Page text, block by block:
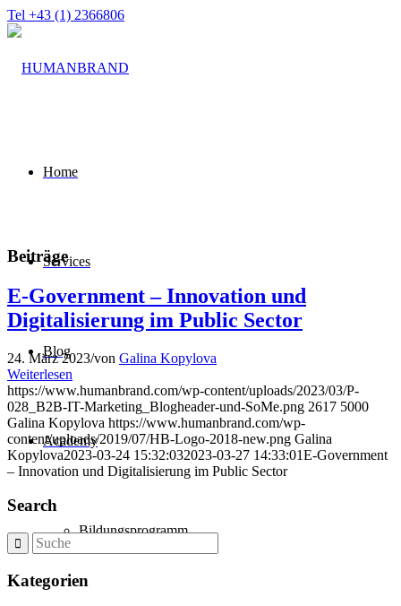
Tel +43 (1) 2366806
Home
Services
Blog
Academy
Bildungsprogramm
Beiträge
E-Government – Innovation und
Digitalisierung im Public Sector
24. März 2023/von Galina Kopylova
Weiterlesen
https://www.humanbrand.com/wp-content/uploads/2023/03/P-
028_B2B-IT-Marketing_Blogheader-und-SoMe.png 2617 5000
Galina Kopylova https://www.humanbrand.com/wp-
content/uploads/2019/07/HB-Logo-2018-new.png Galina
Kopylova2023-03-24 15:32:032023-03-27 14:33:01E-Government
– Innovation und Digitalisierung im Public Sector
Search
Kategorien